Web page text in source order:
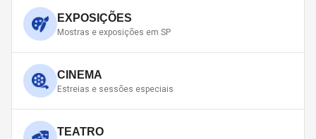
EXPOSIÇÕES
Mostras e exposições em SP
CINEMA
Estreias e sessões especiais
TEATRO